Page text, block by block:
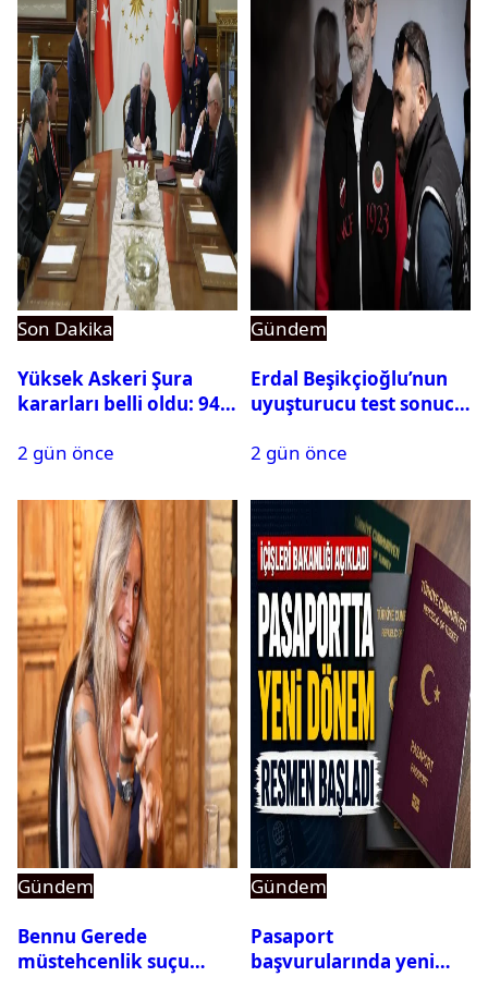
Son Dakika
Yüksek Askeri Şura
kararları belli oldu: 94
2 gün önce
Gündem
Erdal Beşikçioğlu’nun
uyuşturucu test sonucu
2 gün önce
Gündem
Bennu Gerede
müstehcenlik suçu
Gündem
Pasaport
başvurularında yeni